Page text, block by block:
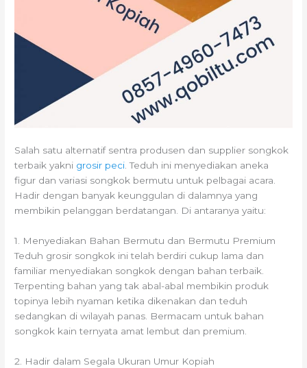
Salah satu alternatif sentra produsen dan supplier songkok
terbaik yakni grosir peci. Teduh ini menyediakan aneka
figur dan variasi songkok bermutu untuk pelbagai acara.
Hadir dengan banyak keunggulan di dalamnya yang
membikin pelanggan berdatangan. Di antaranya yaitu:
1. Menyediakan Bahan Bermutu dan Bermutu Premium
Teduh grosir songkok ini telah berdiri cukup lama dan
familiar menyediakan songkok dengan bahan terbaik.
Terpenting bahan yang tak abal-abal membikin produk
topinya lebih nyaman ketika dikenakan dan teduh
sedangkan di wilayah panas. Bermacam untuk bahan
songkok kain ternyata amat lembut dan premium.
2. Hadir dalam Segala Ukuran Umur Kopiah